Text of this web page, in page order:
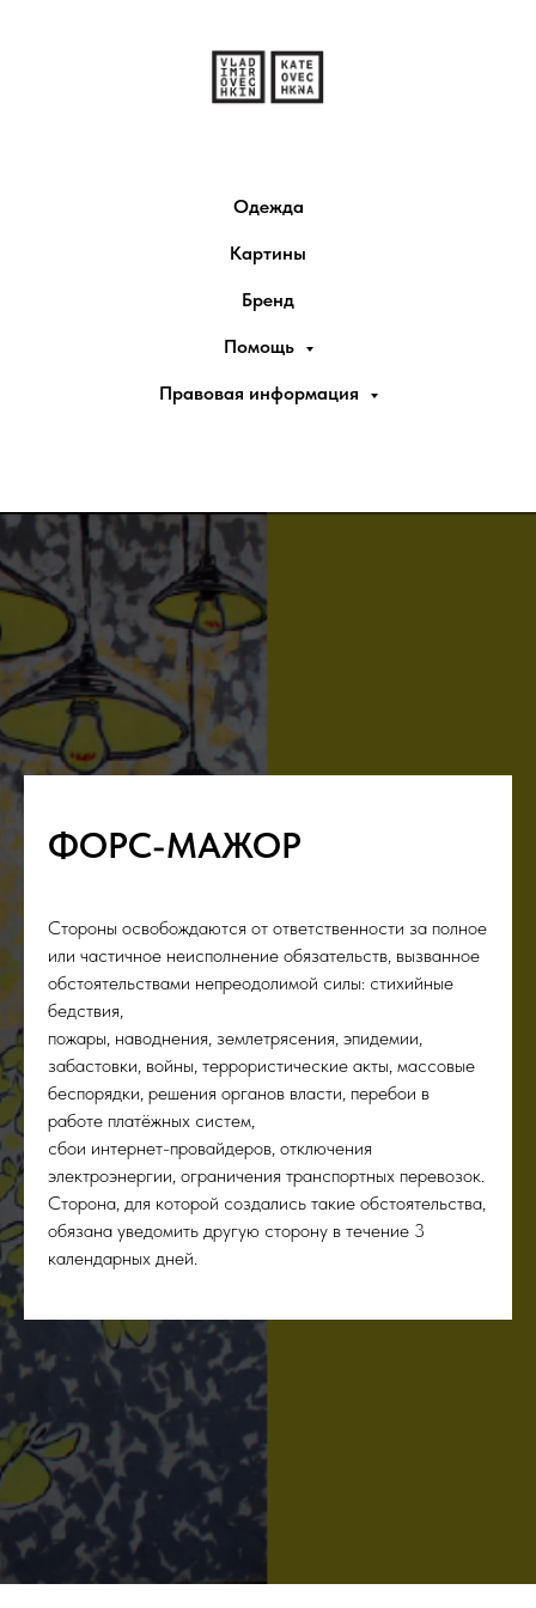
Одежда
Картины
Бренд
Помощь
Правовая информация
ФОРС-МАЖОР
Стороны освобождаются от ответственности за полное
или частичное неисполнение обязательств, вызванное
обстоятельствами непреодолимой силы: стихийные
бедствия,
пожары, наводнения, землетрясения, эпидемии,
забастовки, войны, террористические акты, массовые
беспорядки, решения органов власти, перебои в
работе платёжных систем,
сбои интернет-провайдеров, отключения
электроэнергии, ограничения транспортных перевозок.
Сторона, для которой создались такие обстоятельства,
обязана уведомить другую сторону в течение 3
календарных дней.